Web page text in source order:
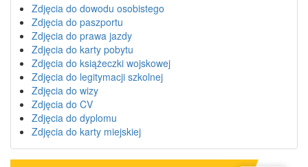
Zdjęcia do dowodu osobistego
Zdjęcia do paszportu
Zdjęcia do prawa jazdy
Zdjęcia do karty pobytu
Zdjęcia do książeczki wojskowej
Zdjęcia do legitymacji szkolnej
Zdjęcia do wizy
Zdjęcia do CV
Zdjęcia do dyplomu
Zdjęcia do karty miejskiej